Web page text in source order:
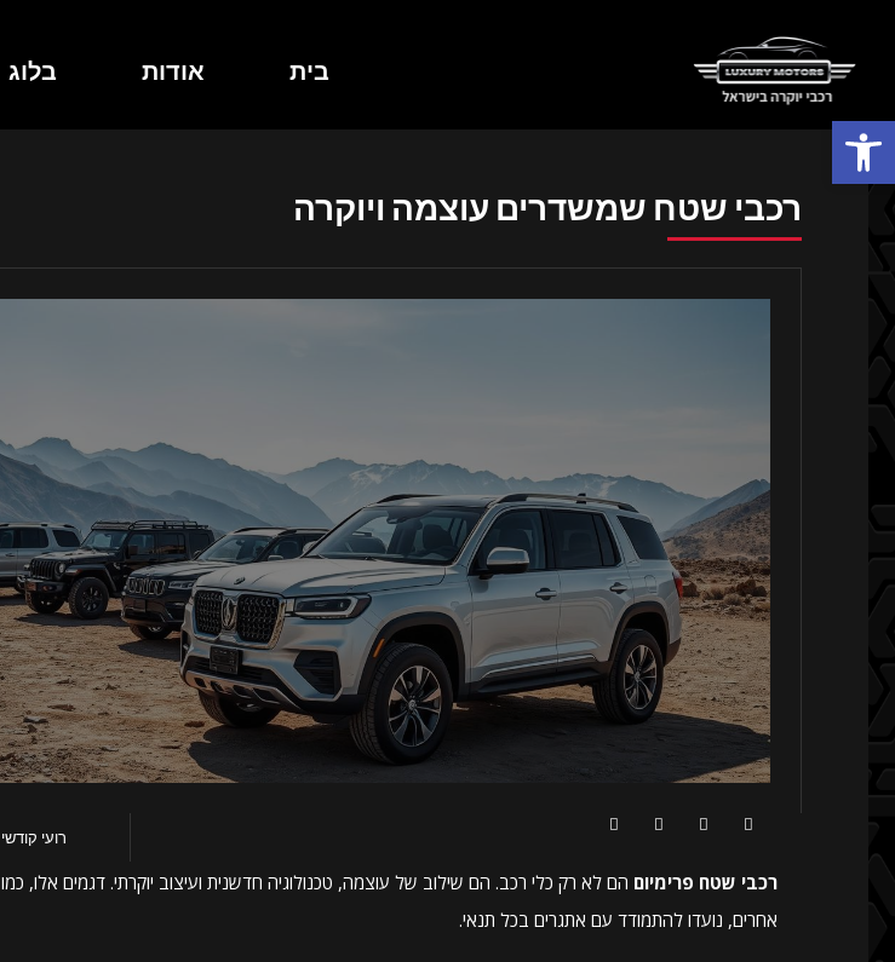
בית אודות בלוג
רכבי שטח שמשדרים עוצמה ויוקרה
רועי קודשי
רכבי שטח פרימיום הם לא רק כלי רכב. הם שילוב של עוצמה, טכנולוגיה חדשנית ועיצוב יוקרתי. דגמים אלו, כמו
אחרים, נועדו להתמודד עם אתגרים בכל תנאי.
פתח סרגל נגישות